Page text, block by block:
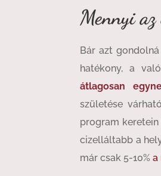
Mennyi
Bár azt
hatékony, a
átlagosan
születése
program keretein
cizelláltabb a
már csak 5-10%a